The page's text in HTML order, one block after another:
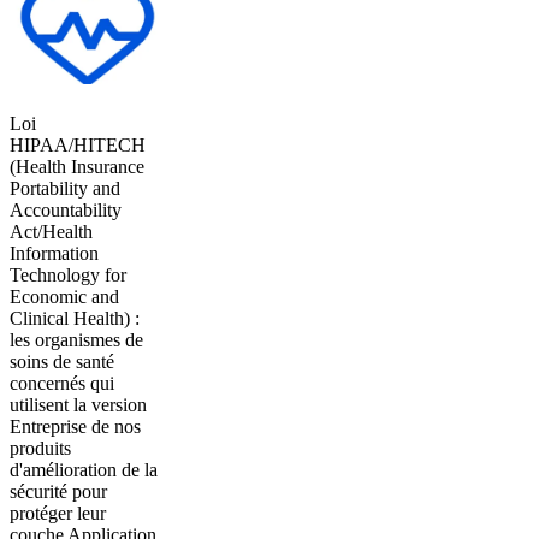
Loi
HIPAA/HITECH
(Health Insurance
Portability and
Accountability
Act/Health
Information
Technology for
Economic and
Clinical Health) :
les organismes de
soins de santé
concernés qui
utilisent la version
Entreprise de nos
produits
d'amélioration de la
sécurité pour
protéger leur
couche Application